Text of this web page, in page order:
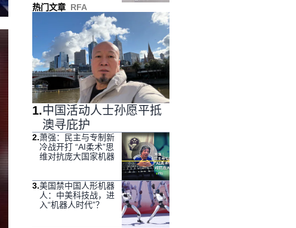
热门文章 RFA
1.中国活动人士孙愿平抵
澳寻庇护
2.萧强：民主与专制新
冷战开打 “AI柔术”思
维对抗庞大国家机器
3.美国禁中国人形机器
人：中美科技战，进
入“机器人时代”？